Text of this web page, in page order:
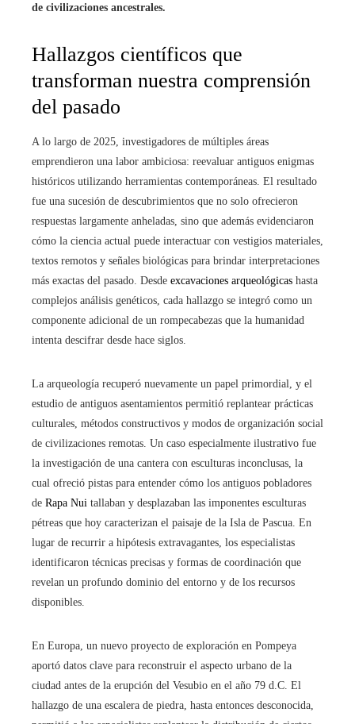
de civilizaciones ancestrales.
Hallazgos científicos que
transforman nuestra comprensión
del pasado
A lo largo de 2025, investigadores de múltiples áreas
emprendieron una labor ambiciosa: reevaluar antiguos enigmas
históricos utilizando herramientas contemporáneas. El resultado
fue una sucesión de descubrimientos que no solo ofrecieron
respuestas largamente anheladas, sino que además evidenciaron
cómo la ciencia actual puede interactuar con vestigios materiales,
textos remotos y señales biológicas para brindar interpretaciones
más exactas del pasado. Desde excavaciones arqueológicas hasta
complejos análisis genéticos, cada hallazgo se integró como un
componente adicional de un rompecabezas que la humanidad
intenta descifrar desde hace siglos.
La arqueología recuperó nuevamente un papel primordial, y el
estudio de antiguos asentamientos permitió replantear prácticas
culturales, métodos constructivos y modos de organización social
de civilizaciones remotas. Un caso especialmente ilustrativo fue
la investigación de una cantera con esculturas inconclusas, la
cual ofreció pistas para entender cómo los antiguos pobladores
de Rapa Nui tallaban y desplazaban las imponentes esculturas
pétreas que hoy caracterizan el paisaje de la Isla de Pascua. En
lugar de recurrir a hipótesis extravagantes, los especialistas
identificaron técnicas precisas y formas de coordinación que
revelan un profundo dominio del entorno y de los recursos
disponibles.
En Europa, un nuevo proyecto de exploración en Pompeya
aportó datos clave para reconstruir el aspecto urbano de la
ciudad antes de la erupción del Vesubio en el año 79 d.C. El
hallazgo de una escalera de piedra, hasta entonces desconocida,